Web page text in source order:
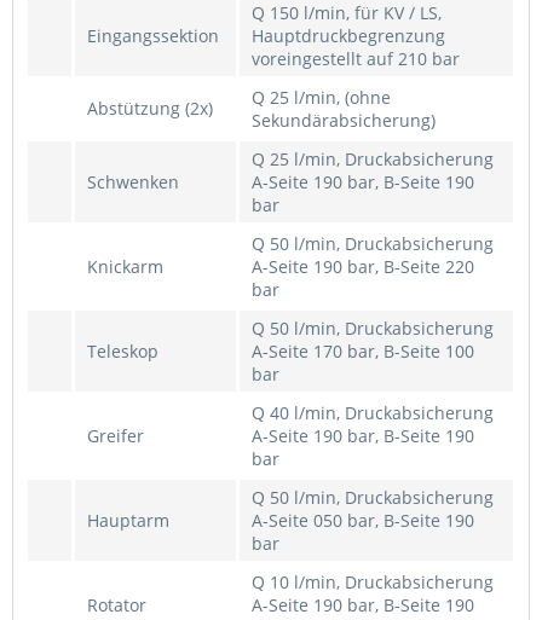
Eingangssektion
Q 150 l/min, für KV / LS,
Hauptdruckbegrenzung
voreingestellt auf 210 bar
Abstützung (2x)
Q 25 l/min, (ohne
Sekundärabsicherung)
Schwenken
Q 25 l/min, Druckabsicherung
A-Seite 190 bar, B-Seite 190
bar
Knickarm
Q 50 l/min, Druckabsicherung
A-Seite 190 bar, B-Seite 220
bar
Teleskop
Q 50 l/min, Druckabsicherung
A-Seite 170 bar, B-Seite 100
bar
Greifer
Q 40 l/min, Druckabsicherung
A-Seite 190 bar, B-Seite 190
bar
Hauptarm
Q 50 l/min, Druckabsicherung
A-Seite 050 bar, B-Seite 190
bar
Rotator
Q 10 l/min, Druckabsicherung
A-Seite 190 bar, B-Seite 190